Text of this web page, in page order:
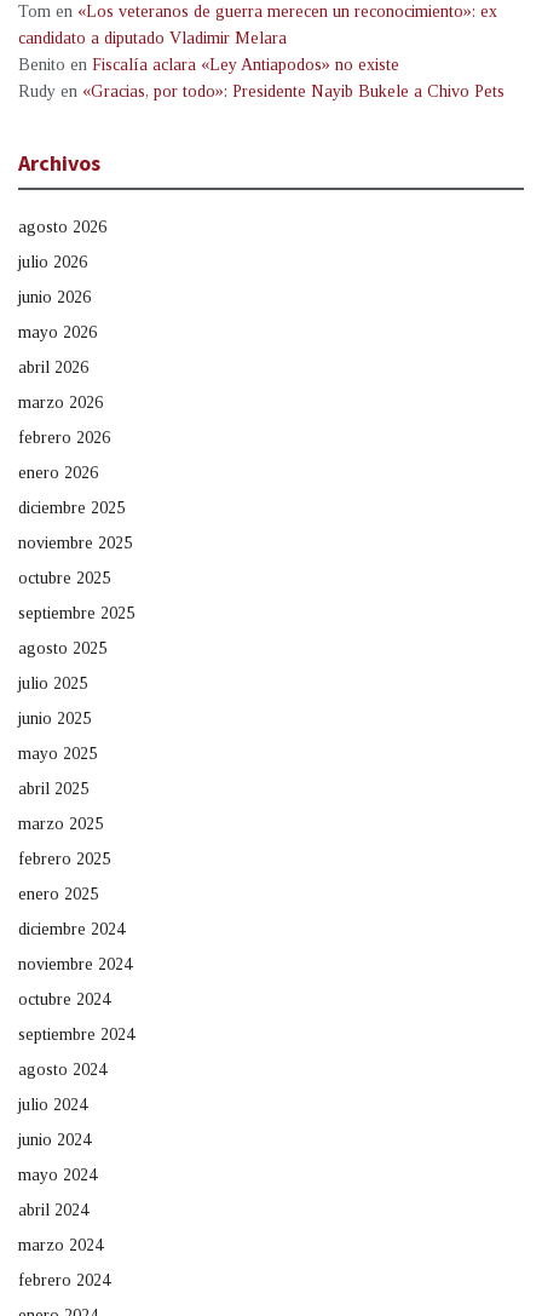
Tom en «Los veteranos de guerra merecen un reconocimiento»: ex
candidato a diputado Vladimir Melara
Benito en Fiscalía aclara «Ley Antiapodos» no existe
Rudy en «Gracias, por todo»: Presidente Nayib Bukele a Chivo Pets
Archivos
agosto 2026
julio 2026
junio 2026
mayo 2026
abril 2026
marzo 2026
febrero 2026
enero 2026
diciembre 2025
noviembre 2025
octubre 2025
septiembre 2025
agosto 2025
julio 2025
junio 2025
mayo 2025
abril 2025
marzo 2025
febrero 2025
enero 2025
diciembre 2024
noviembre 2024
octubre 2024
septiembre 2024
agosto 2024
julio 2024
junio 2024
mayo 2024
abril 2024
marzo 2024
febrero 2024